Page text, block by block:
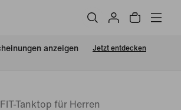
anzeigen Jetzt entdecken
Tanktop für Herren